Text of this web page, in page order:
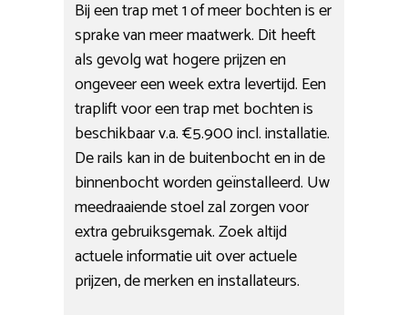
Bij een trap met 1 of meer bochten is er
sprake van meer maatwerk. Dit heeft
als gevolg wat hogere prijzen en
ongeveer een week extra levertijd. Een
traplift voor een trap met bochten is
beschikbaar v.a. €5.900 incl. installatie.
De rails kan in de buitenbocht en in de
binnenbocht worden geïnstalleerd. Uw
meedraaiende stoel zal zorgen voor
extra gebruiksgemak. Zoek altijd
actuele informatie uit over actuele
prijzen, de merken en installateurs.